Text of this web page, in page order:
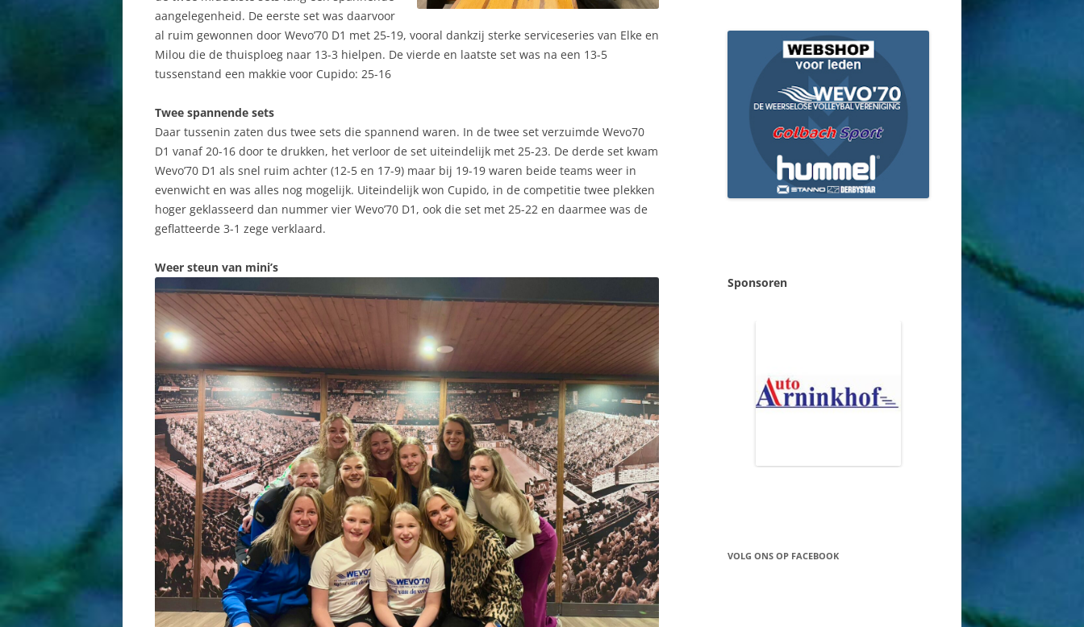
aangelegenheid. De eerste set was daarvoor
al ruim gewonnen door Wevo’70 D1 met 25-19, vooral dankzij sterke serviceseries van Elke en
Milou die de thuisploeg naar 13-3 hielpen. De vierde en laatste set was na een 13-5
tussenstand een makkie voor Cupido: 25-16
Twee spannende sets
Daar tussenin zaten dus twee sets die spannend waren. In de twee set verzuimde Wevo70
D1 vanaf 20-16 door te drukken, het verloor de set uiteindelijk met 25-23. De derde set kwam
Wevo’70 D1 als snel ruim achter (12-5 en 17-9) maar bij 19-19 waren beide teams weer in
evenwicht en was alles nog mogelijk. Uiteindelijk won Cupido, in de competitie twee plekken
hoger geklasseerd dan nummer vier Wevo’70 D1, ook die set met 25-22 en daarmee was de
geflatteerde 3-1 zege verklaard.
Weer steun van mini’s
Sponsoren
VOLG ONS OP FACEBOOK